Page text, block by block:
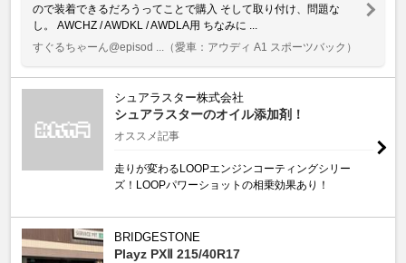
ので装着できるだろうってことで購入 そして取り付け、問題な
し。 AWCHZ / AWDKL / AWDLA用 ちなみに ...
すぐるちゃーん@episod ...
（愛車：アウディ A1 スポーツバック）
シュアラスター株式会社
シュアラスターのオイル添加剤！
オススメ記事
走りが変わるLOOPエンジンコーティングシリー
ズ！LOOPパワーショットの相乗効果あり！
BRIDGESTONE
Playz PXⅡ 215/40R17